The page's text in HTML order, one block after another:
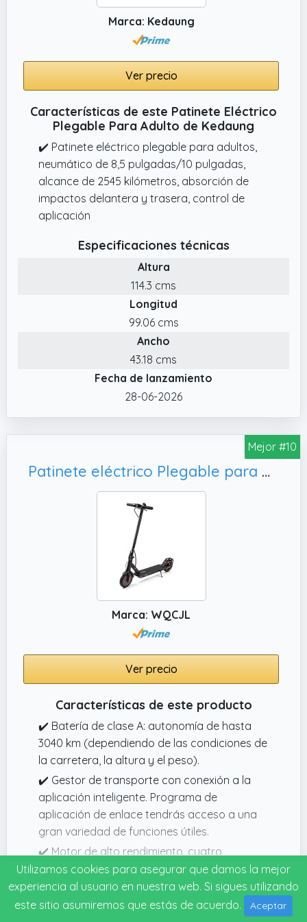
Marca: Kedaung
Ver precio
Características de este Patinete Eléctrico
Plegable Para Adulto de Kedaung
✔️ Patinete eléctrico plegable para adultos,
neumático de 8,5 pulgadas/10 pulgadas,
alcance de 2545 kilómetros, absorción de
impactos delantera y trasera, control de
aplicación
Especificaciones técnicas
Altura
114.3 cms
Longitud
99.06 cms
Ancho
43.18 cms
Fecha de lanzamiento
28-06-2026
Mejor #10
Patinete eléctrico Plegable para Adultos, Conexión App
Marca: WQCJL
Ver precio
Características de este producto
✔️ Batería de clase A: autonomía de hasta
3040 km (dependiendo de las condiciones de
la carretera, la altura y el peso).
✔️ Gestor de transporte con conexión a la
aplicación inteligente. Programa de
aplicación de enlace tendrás acceso a una
gran variedad de funciones útiles.
✔️ Motor de alto rendimiento, cuatro
marchas conmutables, velocidad máxima de
hasta 20 km / h (desbloqueable) .
✔️ Garantía postventa: Seguiremos de cerca
Especificaciones técnicas
Utilizamos cookies para asegurar que damos la mejor
experiencia al usuario en nuestra web. Si sigues utilizando
este sitio asumiremos que estás de acuerdo.
Aceptar